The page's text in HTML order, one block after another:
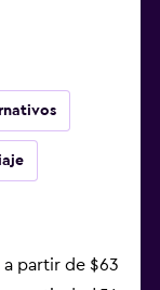
a partir de $63